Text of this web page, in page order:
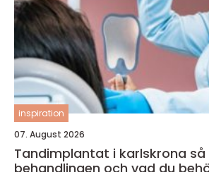
inspiration
07. August 2026
Tandimplantat i karlskrona så fungerar
behandlingen och vad du